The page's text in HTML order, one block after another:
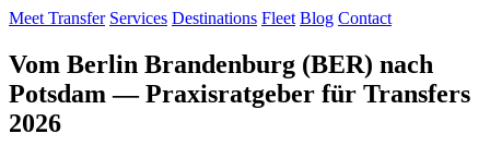
Meet Transfer Services Destinations Fleet Blog Contact
Vom Berlin Brandenburg (BER) nach
Potsdam — Praxisratgeber für Transfers
2026